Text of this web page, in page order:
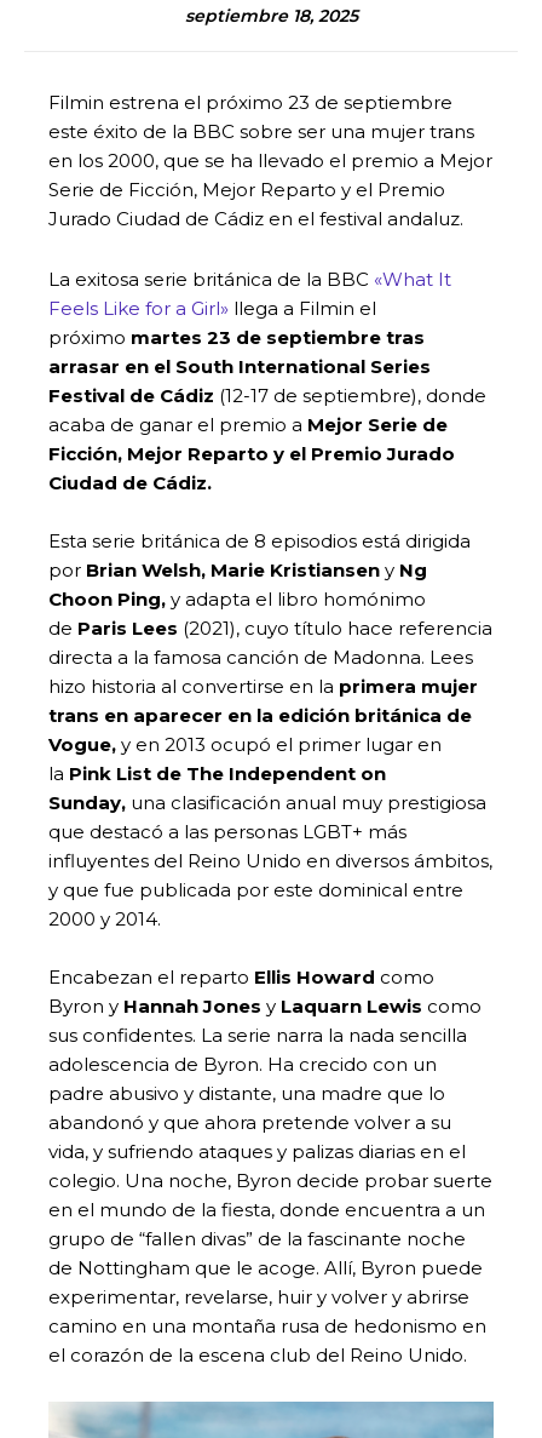
septiembre 18, 2025
Filmin estrena el próximo 23 de septiembre
este éxito de la BBC sobre ser una mujer trans
en los 2000, que se ha llevado el premio a Mejor
Serie de Ficción, Mejor Reparto y el Premio
Jurado Ciudad de Cádiz en el festival andaluz.
La exitosa serie británica de la BBC «What It
Feels Like for a Girl» llega a Filmin el
próximo martes 23 de septiembre tras
arrasar en el South International Series
Festival de Cádiz (12-17 de septiembre), donde
acaba de ganar el premio a Mejor Serie de
Ficción, Mejor Reparto y el Premio Jurado
Ciudad de Cádiz.
Esta serie británica de 8 episodios está dirigida
por Brian Welsh, Marie Kristiansen y Ng
Choon Ping, y adapta el libro homónimo
de Paris Lees (2021), cuyo título hace referencia
directa a la famosa canción de Madonna. Lees
hizo historia al convertirse en la primera mujer
trans en aparecer en la edición británica de
Vogue, y en 2013 ocupó el primer lugar en
la Pink List de The Independent on
Sunday, una clasificación anual muy prestigiosa
que destacó a las personas LGBT+ más
influyentes del Reino Unido en diversos ámbitos,
y que fue publicada por este dominical entre
2000 y 2014.
Encabezan el reparto Ellis Howard como
Byron y Hannah Jones y Laquarn Lewis como
sus confidentes. La serie narra la nada sencilla
adolescencia de Byron. Ha crecido con un
padre abusivo y distante, una madre que lo
abandonó y que ahora pretende volver a su
vida, y sufriendo ataques y palizas diarias en el
colegio. Una noche, Byron decide probar suerte
en el mundo de la fiesta, donde encuentra a un
grupo de “fallen divas” de la fascinante noche
de Nottingham que le acoge. Allí, Byron puede
experimentar, revelarse, huir y volver y abrirse
camino en una montaña rusa de hedonismo en
el corazón de la escena club del Reino Unido.